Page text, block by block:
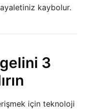
kaybolur.
3
için teknoloji